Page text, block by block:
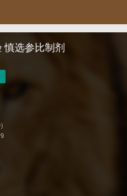
慎选参比制剂